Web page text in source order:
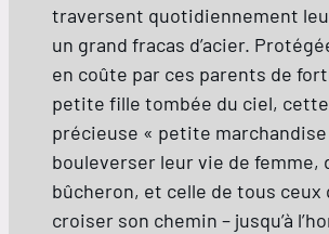
traversent quotidiennement
un grand fracas d’acier.
en coûte par ces parents de
petite fille tombée du ciel,
précieuse « petite marchandise
bouleverser leur vie de femme,
bûcheron, et celle de tous ceux
croiser son chemin – jusqu’à